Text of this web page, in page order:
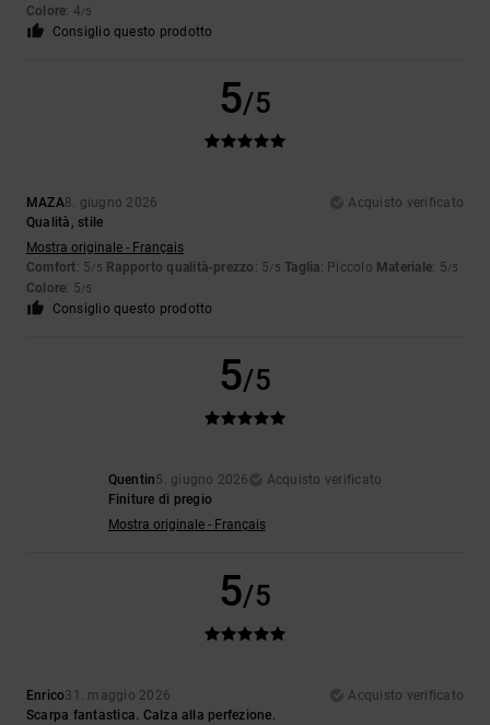
Colore: 4/5
Consiglio questo prodotto
5/5
MAZA8. giugno 2026
Acquisto verificato
Qualità, stile
Mostra originale - Français
Comfort: 5/5 Rapporto qualità-prezzo : 5/5 Taglia: Piccolo Materiale: 5/5
Colore: 5/5
Consiglio questo prodotto
5/5
Quentin5. giugno 2026
Acquisto verificato
Finiture di pregio
Mostra originale - Français
5/5
Enrico31. maggio 2026
Acquisto verificato
Scarpa fantastica. Calza alla perfezione.